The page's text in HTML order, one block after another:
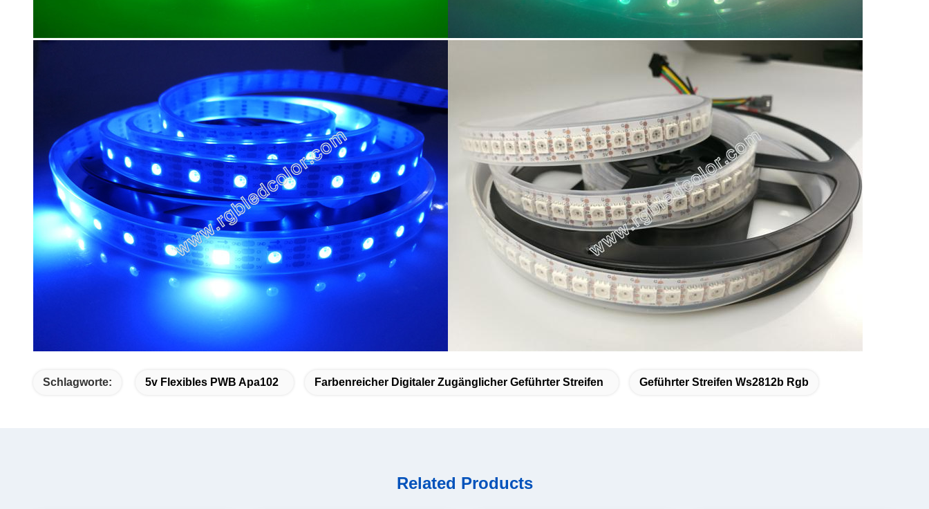
Schlagworte: 5v Flexibles PWB Apa102 Farbenreicher Digitaler Zugänglicher Geführter Streifen Geführter Streifen Ws2812b Rgb
Related Products